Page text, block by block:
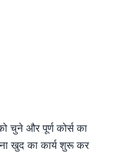
चुने और पूर्ण कोर्स का
खुद का कार्य शुरू कर